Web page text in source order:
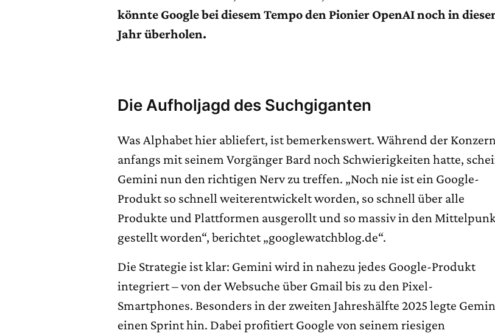
könnte Google bei diesem Tempo den Pionier OpenAI noch in
Jahr überholen.
Die Aufholjagd des Suchgiganten
Was Alphabet hier abliefert, ist bemerkenswert. Während der Konzern
anfangs mit seinem Vorgänger Bard noch Schwierigkeiten hatte,
Gemini nun den richtigen Nerv zu treffen. „Noch nie ist ein Google-
Produkt so schnell weiterentwickelt worden, so schnell über alle
Produkte und Plattformen ausgerollt und so massiv in den
gestellt worden“, berichtet „googlewatchblog.de“.
Die Strategie ist klar: Gemini wird in nahezu jedes Google-Produkt
integriert – von der Websuche über Gmail bis zu den Pixel-
Smartphones. Besonders in der zweiten Jahreshälfte 2025 legte
einen Sprint hin. Dabei profitiert Google von seinem riesigen